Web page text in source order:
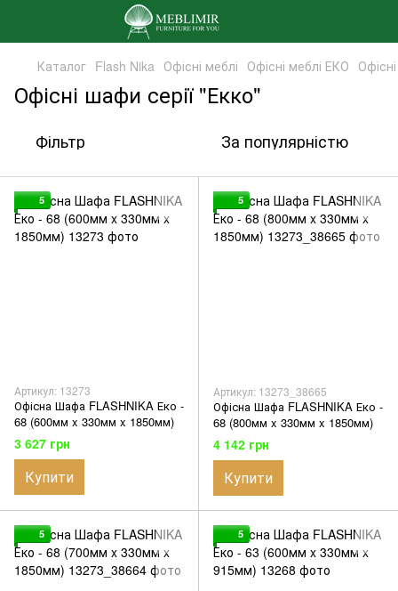
Каталог Flash Nika Офісні меблі Офісні меблі ЕКО
Офісні шафи серії "Екко"
Фільтр За популярністю
5
Артикул: 13273
Офісна Шафа FLASHNIKA Еко -
68 (600мм x 330мм x 1850мм)
3 627 грн
Купити
5
Артикул: 13273_38665
Офісна Шафа FLASHNIKA Еко -
68 (800мм x 330мм x 1850мм)
4 142 грн
Купити
5 5